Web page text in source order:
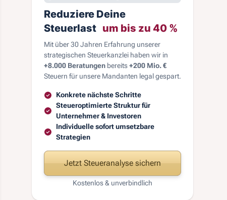
Reduziere Deine
Steuerlast um bis zu 40 %
Mit über 30 Jahren Erfahrung unserer
strategischen Steuerkanzlei haben wir in
+8.000 Beratungenbereits+200 Mio. €
Steuern für unsere Mandanten legal gespart.
Konkrete nächste Schritte
Steueroptimierte Struktur für
Unternehmer & Investoren
Individuelle sofort umsetzbare
Strategien
Jetzt Steueranalyse sichern
Kostenlos & unverbindlich